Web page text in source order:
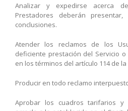
Analizar y expedirse acerca
Prestadores deberán
conclusiones.
Atender los reclamos de los
deficiente prestación del Servicio
en los términos del artículo 114 de la
Producir en todo reclamo
Aprobar los cuadros tarifarios y